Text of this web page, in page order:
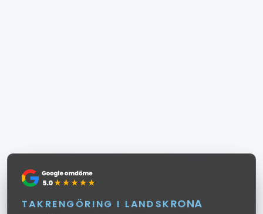
TAK RENGÖRING I LAND SKRONA